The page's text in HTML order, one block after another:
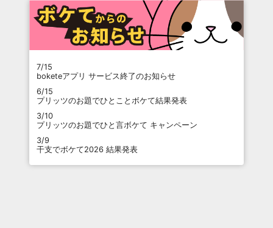
7/15
boketeアプリ サービス終了のお知らせ
6/15
プリッツのお題でひとことボケて結果発表
3/10
プリッツのお題でひと言ボケて キャンペーン
3/9
干支でボケて2026 結果発表